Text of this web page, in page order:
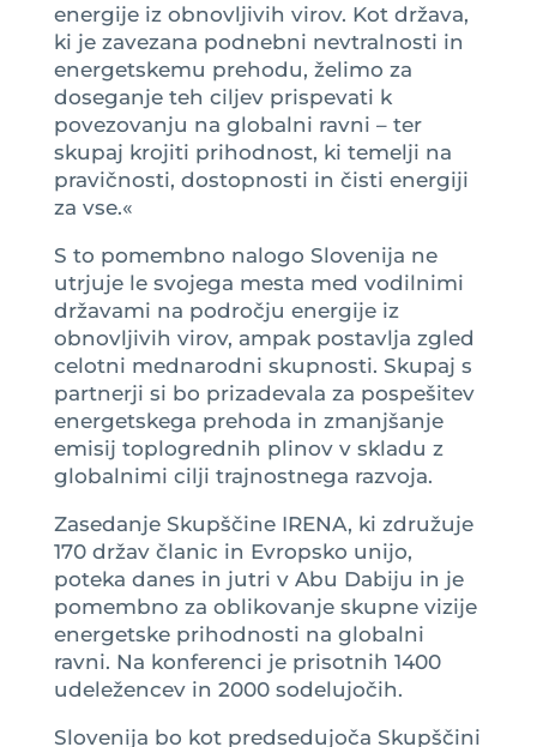
energije iz obnovljivih virov. Kot država,
ki je zavezana podnebni nevtralnosti in
energetskemu prehodu, želimo za
doseganje teh ciljev prispevati k
povezovanju na globalni ravni – ter
skupaj krojiti prihodnost, ki temelji na
pravičnosti, dostopnosti in čisti energiji
za vse.«
S to pomembno nalogo Slovenija ne
utrjuje le svojega mesta med vodilnimi
državami na področju energije iz
obnovljivih virov, ampak postavlja zgled
celotni mednarodni skupnosti. Skupaj s
partnerji si bo prizadevala za pospešitev
energetskega prehoda in zmanjšanje
emisij toplogrednih plinov v skladu z
globalnimi cilji trajnostnega razvoja.
Zasedanje Skupščine IRENA, ki združuje
170 držav članic in Evropsko unijo,
poteka danes in jutri v Abu Dabiju in je
pomembno za oblikovanje skupne vizije
energetske prihodnosti na globalni
ravni. Na konferenci je prisotnih 1400
udeležencev in 2000 sodelujočih.
Slovenija bo kot predsedujoča Skupščini